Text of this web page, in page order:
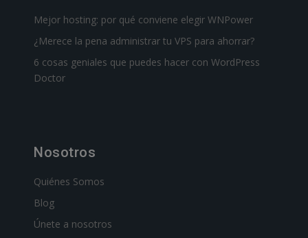
Mejor hosting: por qué conviene elegir WNPower
¿Merece la pena administrar tu VPS para ahorrar?
6 cosas geniales que puedes hacer con WordPress
Doctor
Nosotros
Quiénes Somos
Blog
Únete a nosotros